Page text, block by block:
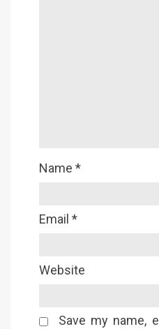
Name *
Email *
Website
Save my name,